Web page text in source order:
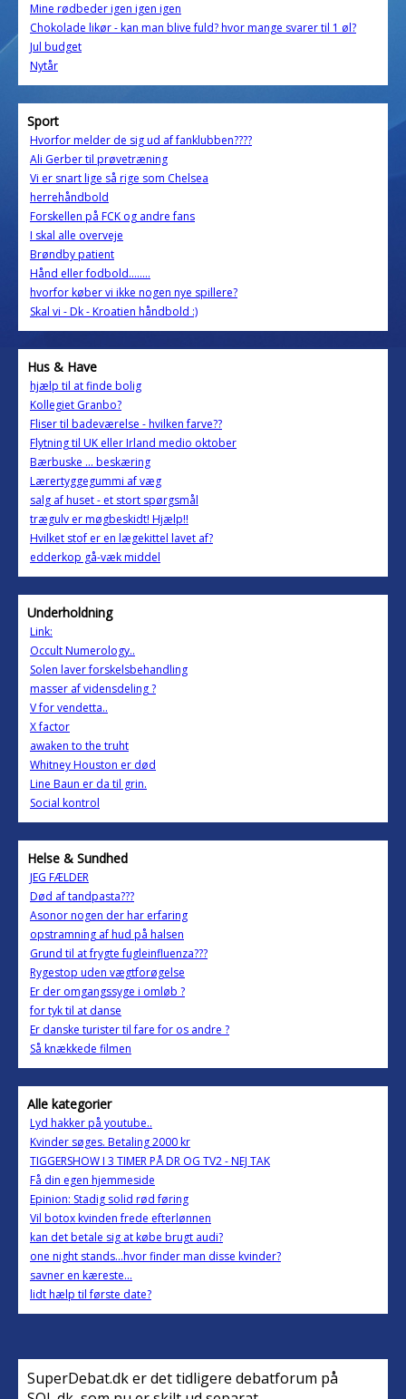
Mine rødbeder igen igen igen
Chokolade likør - kan man blive fuld? hvor mange svarer til 1 øl?
Jul budget
Nytår
Sport
Hvorfor melder de sig ud af fanklubben????
Ali Gerber til prøvetræning
Vi er snart lige så rige som Chelsea
herrehåndbold
Forskellen på FCK og andre fans
I skal alle overveje
Brøndby patient
Hånd eller fodbold........
hvorfor køber vi ikke nogen nye spillere?
Skal vi - Dk - Kroatien håndbold :)
Hus & Have
hjælp til at finde bolig
Kollegiet Granbo?
Fliser til badeværelse - hvilken farve??
Flytning til UK eller Irland medio oktober
Bærbuske ... beskæring
Lærertyggegummi af væg
salg af huset - et stort spørgsmål
trægulv er møgbeskidt! Hjælp!!
Hvilket stof er en lægekittel lavet af?
edderkop gå-væk middel
Underholdning
Link:
Occult Numerology..
Solen laver forskelsbehandling
masser af vidensdeling ?
V for vendetta..
X factor
awaken to the truht
Whitney Houston er død
Line Baun er da til grin.
Social kontrol
Helse & Sundhed
JEG FÆLDER
Død af tandpasta???
Asonor nogen der har erfaring
opstramning af hud på halsen
Grund til at frygte fugleinfluenza???
Rygestop uden vægtforøgelse
Er der omgangssyge i omløb ?
for tyk til at danse
Er danske turister til fare for os andre ?
Så knækkede filmen
Alle kategorier
Lyd hakker på youtube..
Kvinder søges. Betaling 2000 kr
TIGGERSHOW I 3 TIMER PÅ DR OG TV2 - NEJ TAK
Få din egen hjemmeside
Epinion: Stadig solid rød føring
Vil botox kvinden frede efterlønnen
kan det betale sig at købe brugt audi?
one night stands...hvor finder man disse kvinder?
savner en kæreste...
lidt hælp til første date?
SuperDebat.dk er det tidligere debatforum på